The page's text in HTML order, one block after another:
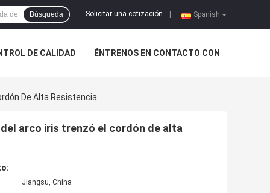
Spanish
Solicitar una cotización
Búsqueda
DE CALIDAD ÉNTRENOS EN CONTACTO CON
De Alta Resistencia
arco iris trenzó el cordón de alta
Jiangsu, China